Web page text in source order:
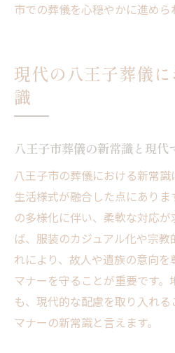
市での葬儀を心穏やかに進めら
現代の八王子葬儀
識
八王子市葬儀の新常識と現代
八王子市の葬儀における新常
生活様式が融合した点にあり
の多様化に伴い、柔軟な対応
ば、服装のカジュアル化や宗
れにより、故人や遺族の意向
マナーを守ることが重要です
も、現代的な配慮を取り入れ
マナーの新常識と言えます。